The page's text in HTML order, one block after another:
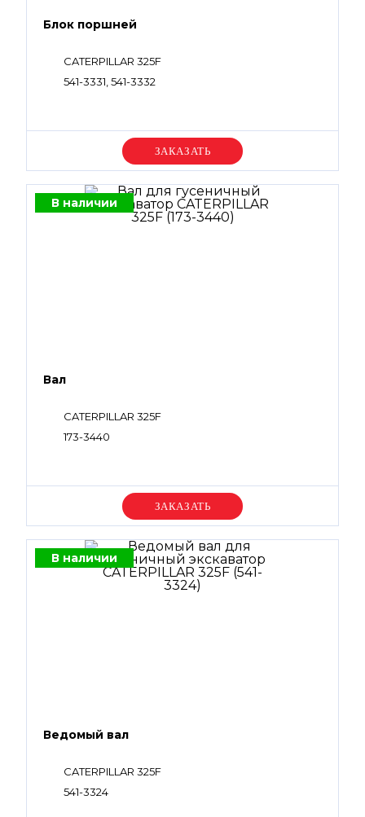
Блок поршней
CATERPILLAR 325F
541-3331, 541-3332
Уточняйте цену
В наличии
Вал
CATERPILLAR 325F
173-3440
Уточняйте цену
В наличии
Ведомый вал
CATERPILLAR 325F
541-3324